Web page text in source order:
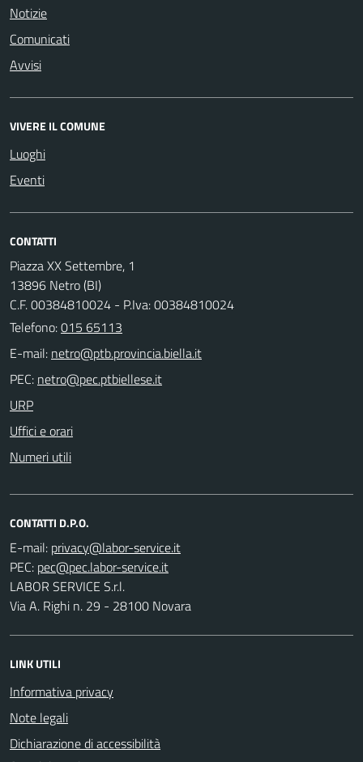
Notizie
Comunicati
Avvisi
VIVERE IL COMUNE
Luoghi
Eventi
CONTATTI
Piazza XX Settembre, 1
13896 Netro (BI)
C.F. 00384810024 - P.Iva: 00384810024
Telefono:015 65113
E-mail:
PEC:
URP
Uffici e orari
Numeri utili
CONTATTI D.P.O.
E-mail:
PEC:
LABOR SERVICE S.r.l.
Via A. Righi n. 29 - 28100 Novara
LINK UTILI
Informativa privacy
Note legali
Dichiarazione di accessibilità